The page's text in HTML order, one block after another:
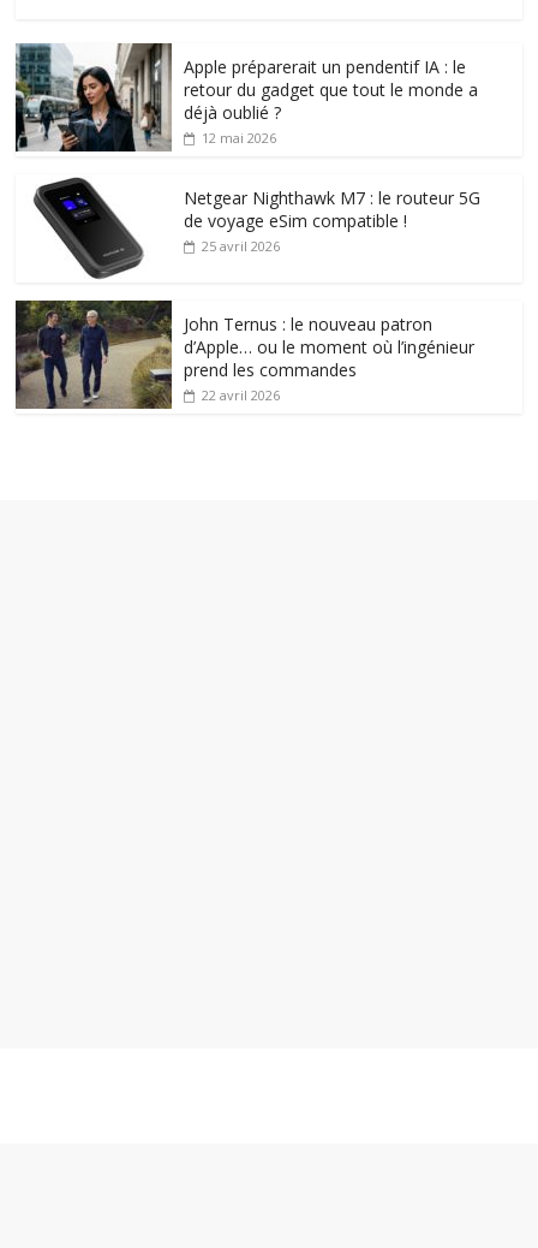
Apple préparerait un pendentif IA : le
retour du gadget que tout le monde a
déjà oublié ?
12 mai 2026
Netgear Nighthawk M7 : le routeur 5G
de voyage eSim compatible !
25 avril 2026
John Ternus : le nouveau patron
d’Apple… ou le moment où l’ingénieur
prend les commandes
22 avril 2026